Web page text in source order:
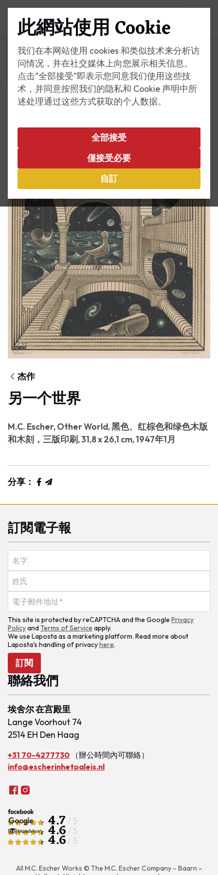
此網站使用 Cookie
我们在本网站使用 cookies 和类似技术来分析访
问情况，并在社交媒体上向您展示相关信息。
点击“全部接受”即表示您同意我们使用这些技
术，并同意按照我们的隐私和 Cookie 声明中所
述处理通过这些方式获取的个人数据。
全部接受
僅接受必要
自訂
杰作
另一个世界
M.C. Escher, Other World, 黑色、红棕色和绿色木版
和木刻，三版印刷, 31,8 x 26,1 cm, 1947年1月
分享：
訂閱電子報
This site is protected by reCAPTCHA and the Google Privacy
PolicyandTerms of Service apply.
We use Laposta as a marketing platform. Read more about
Laposta's handling of privacyhere.
訂閱
聯絡我們
埃舍尔 在宫殿里
Lange Voorhout 74
2514 EH Den Haag
+31 70-4277730
（辦公時間內可聯絡）
info@escherinhetpaleis.nl
4.7 / 5
4.6 / 5
4.6 / 5
All M.C. Escher Works © The M.C. Escher Company – Baarn –